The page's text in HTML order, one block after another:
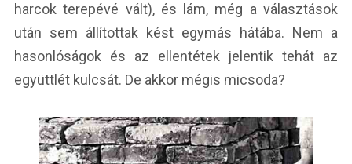
harcok terepévé vált), és lám, még a választások
után sem állítottak kést egymás hátába. Nem a
hasonlóságok és az ellentétek jelentik tehát az
együttlét kulcsát. De akkor mégis micsoda?